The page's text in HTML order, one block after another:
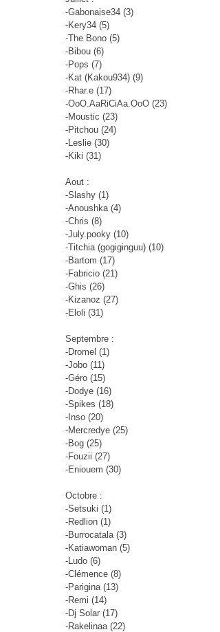
-Gabonaise34 (3)
-Kery34 (5)
-The Bono (5)
-Bibou (6)
-Pops (7)
-Kat (Kakou934) (9)
-Rhar.e (17)
-OoO.AaRiCiAa.OoO (23)
-Moustic (23)
-Pitchou (24)
-Leslie (30)
-Kiki (31)
Aout :
-Slashy (1)
-Anoushka (4)
-Chris (8)
-July.pooky (10)
-Titchia (gogiginguu) (10)
-Bartom (17)
-Fabricio (21)
-Ghis (26)
-Kizanoz (27)
-Eloli (31)
Septembre :
-Dromel (1)
-Jobo (11)
-Géro (15)
-Dodye (16)
-Spikes (18)
-Inso (20)
-Mercredye (25)
-Bog (25)
-Fouzii (27)
-Eniouem (30)
Octobre :
-Setsuki (1)
-Redlion (1)
-Burrocatala (3)
-Katiawoman (5)
-Ludo (6)
-Clémence (8)
-Parigina (13)
-Remi (14)
-Dj Solar (17)
-Rakelinaa (22)